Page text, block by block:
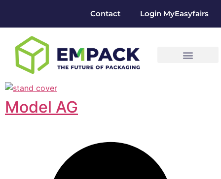
Contact Login MyEasyfairs
Model AG